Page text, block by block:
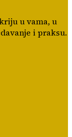
u vama, u
i praksu.